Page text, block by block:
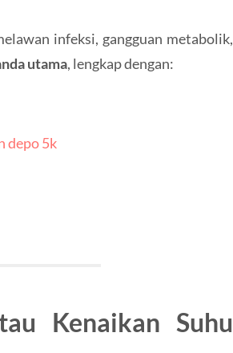
infeksi, gangguan metabolik,
utama, lengkap dengan:
depo 5k
Kenaikan Suhu